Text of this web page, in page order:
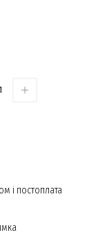
і постоплата